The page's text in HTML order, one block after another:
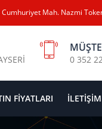
Mah. Nazmi
0 352
FİYATLARI İLETİŞİM